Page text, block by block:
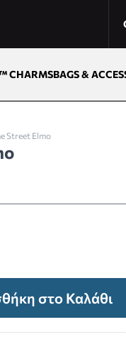
CHARMSBAGS &
Street Elmo
στο Καλάθι